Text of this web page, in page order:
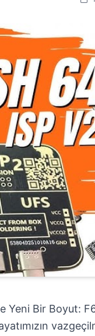
Yeni Bir Boyut: